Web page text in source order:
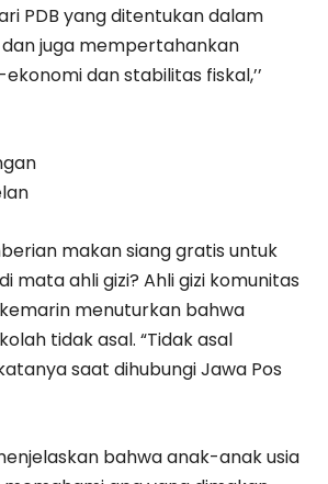
PDB yang ditentukan dalam
juga mempertahankan
dan stabilitas fiskal,’’
makan siang gratis untuk
mata ahli gizi? Ahli gizi komunitas
menuturkan bahwa
tidak asal. “Tidak asal
saat dihubungi Jawa Pos
bahwa anak-anak usia